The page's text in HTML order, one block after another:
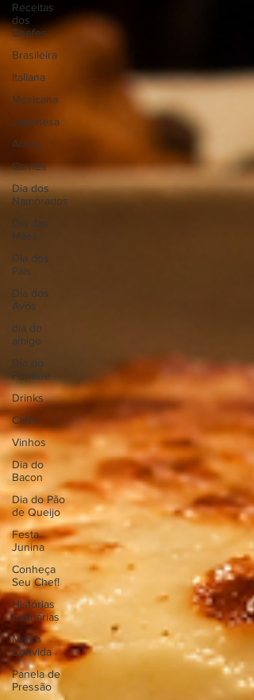
Receitas
dos
Chefes
Brasileira
Italiana
Mexicana
Japonesa
Arabe
Carnes
Dia dos
Namorados
Dia das
Mães
Dia dos
Pais
Dia dos
Avós
dia do
amigo
Dia do
Fondue
Drinks
Cafés
Vinhos
Dia do
Bacon
Dia do Pão
de Queijo
Festa
Junina
Conheça
Seu Chef!
Histórias
Culinárias
Match
Convida
Panela de
Pressão